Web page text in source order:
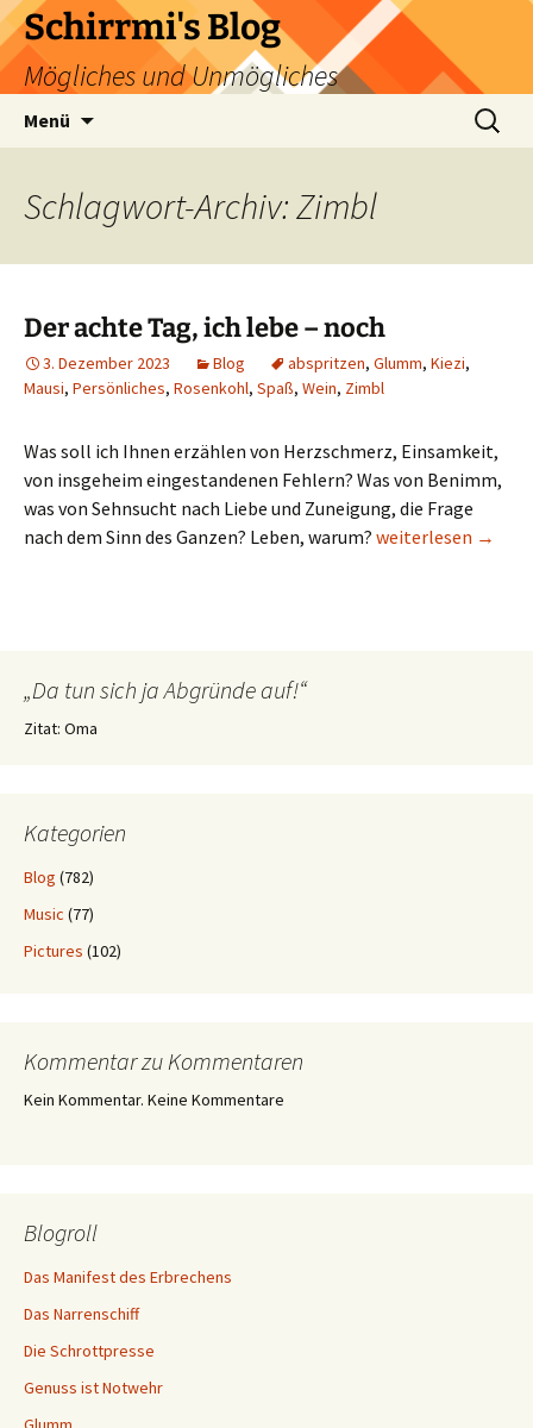
Zum
Inhalt
springen
Schirrmi's Blog
Mögliches und Unmögliches
Menü
Suchen
nach:
Schlagwort-Archiv: Zimbl
Der achte Tag, ich lebe – noch
3. Dezember 2023 Blog abspritzen, Glumm, Kiezi,
Mausi, Persönliches, Rosenkohl, Spaß, Wein, Zimbl
Was soll ich Ihnen erzählen von Herzschmerz, Einsamkeit,
von insgeheim eingestandenen Fehlern? Was von Benimm,
was von Sehnsucht nach Liebe und Zuneigung, die Frage
nach dem Sinn des Ganzen? Leben, warum? Der achte Tag, ich
weiterlesen →
„Da tun sich ja Abgründe auf!“
Zitat: Oma
Kategorien
Blog (782)
Music (77)
Pictures (102)
Kommentar zu Kommentaren
Kein Kommentar. Keine Kommentare
Blogroll
Das Manifest des Erbrechens
Das Narrenschiff
Die Schrottpresse
Genuss ist Notwehr